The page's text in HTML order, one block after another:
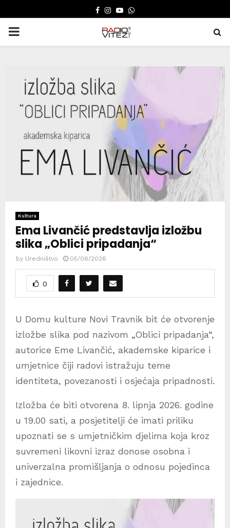
FACEBOOK
INSTAGRAM
YOUTUBE
WHATSAPP
PRIMARY
Kultura
Ema Livančić predstavlja izložbu
slika „Oblici pripadanja“
by Uredništvo 05/06/2026
0
U Domu kulture Novi Travnik bit će otvorenje
izložbe slika pod nazivom „Oblici pripadanja“,
autorice Eme Livančić, akademske kiparice i
umjetnice čiji radovi istražuju teme
identiteta, povezanosti i osjećaja pripadnosti.
Izložba će biti otvorena 8. lipnja 2026. godine
u 19.00 sati, a posjetitelji će imati priliku
upoznati se s umjetničkim djelima koja kroz
suvremeni likovni izraz donose osobna i
univerzalna promišljanja o odnosu pojedinca
i zajednice.